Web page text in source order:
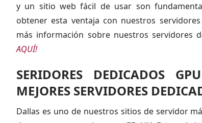
y un sitio web fácil de usar son
obtener esta ventaja con nuestros
más información sobre nuestros servidores
AQUÍ!
SERIDORES DEDICADOS
MEJORES SERVIDORES
Dallas es uno de nuestros sitios de servidor